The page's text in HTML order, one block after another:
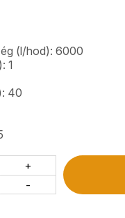
(l/hod): 6000
1
40
-
+